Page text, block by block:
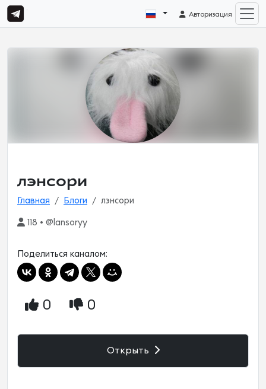
Авторизация
лэнсори
Главная Блоги лэнсори
118 • @lansoryy
Поделиться каналом:
0 0
Открыть